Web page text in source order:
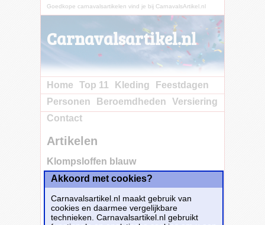
Goedkope carnavalsartikelen vind je bij CarnavalsArtikel.nl
Carnavalsartikel.nl
Home Top 11 Kleding
Feestdagen
Personen
Beroemdheden
Versiering
Contact
Artikelen
Klompsloffen blauw
Akkoord met cookies?
Carnavalsartikel.nl maakt gebruik van
cookies en daarmee vergelijkbare
technieken. Carnavalsartikel.nl gebruikt